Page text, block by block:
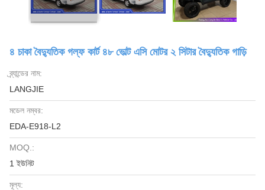
৪ চাকা বৈদ্যুতিক গল্ফ কার্ট ৪৮ ভোল্ট এসি মোটর ২ সিটার বৈদ্যুতিক গাড়ি
ব্র্যান্ডের নাম:
LANGJIE
মডেল নম্বর:
EDA-E918-L2
MOQ.:
1 ইউনিট
মূল্য: